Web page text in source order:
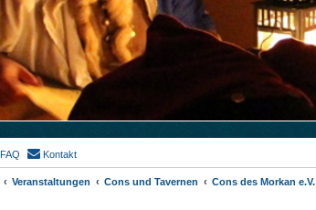
FAQ Kontakt
Veranstaltungen Cons und Tavernen Cons des Morkan e.V.